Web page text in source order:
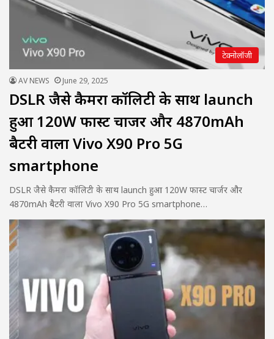
टेक्नोलॉजी
AV NEWS June 29, 2025
DSLR जैसे कैमरा कॉलिटी के साथ launch
हुआ 120W फास्ट चार्जर और 4870mAh
बैटरी वाला Vivo X90 Pro 5G
smartphone
DSLR जैसे कैमरा कॉलिटी के साथ launch हुआ 120W फास्ट चार्जर और
4870mAh बैटरी वाला Vivo X90 Pro 5G smartphone…